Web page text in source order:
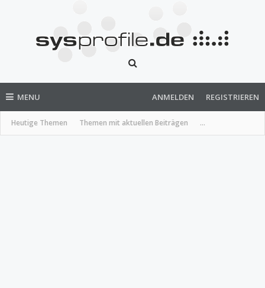
MENU
Heutige Themen Themen mit aktuellen Beiträgen ...
ANMELDEN REGISTRIEREN